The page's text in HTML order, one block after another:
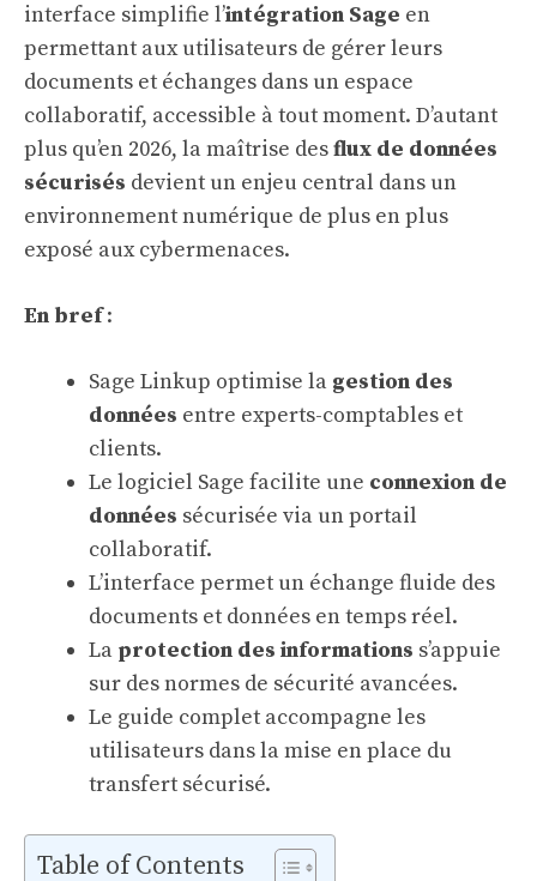
interface simplifie l’intégration Sage en
permettant aux utilisateurs de gérer leurs
documents et échanges dans un espace
collaboratif, accessible à tout moment. D’autant
plus qu’en 2026, la maîtrise desflux de données
sécurisés devient un enjeu central dans un
environnement numérique de plus en plus
exposé aux cybermenaces.
En bref:
Sage Linkup optimise la gestion des
données entre experts-comptables et
clients.
Le logiciel Sage facilite une connexion de
données sécurisée via un portail
collaboratif.
L’interface permet un échange fluide des
documents et données en temps réel.
La protection des informations s’appuie
sur des normes de sécurité avancées.
Le guide complet accompagne les
utilisateurs dans la mise en place du
transfert sécurisé.
Table of Contents